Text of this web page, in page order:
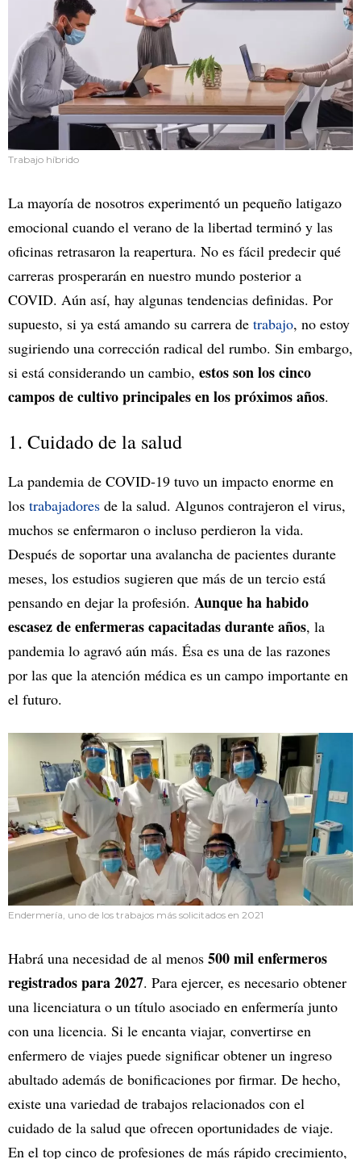
Trabajo híbrido
La mayoría de nosotros experimentó un pequeño latigazo
emocional cuando el verano de la libertad terminó y las
oficinas retrasaron la reapertura. No es fácil predecir qué
carreras prosperarán en nuestro mundo posterior a
COVID. Aún así, hay algunas tendencias definidas. Por
supuesto, si ya está amando su carrera de trabajo, no estoy
sugiriendo una corrección radical del rumbo. Sin embargo,
si está considerando un cambio, estos son los cinco
campos de cultivo principales en los próximos años.
1. Cuidado de la salud
La pandemia de COVID-19 tuvo un impacto enorme en
los trabajadores de la salud. Algunos contrajeron el virus,
muchos se enfermaron o incluso perdieron la vida.
Después de soportar una avalancha de pacientes durante
meses, los estudios sugieren que más de un tercio está
pensando en dejar la profesión. Aunque ha habido
escasez de enfermeras capacitadas durante años, la
pandemia lo agravó aún más. Ésa es una de las razones
por las que la atención médica es un campo importante en
el futuro.
Endermería, uno de los trabajos más solicitados en 2021
Habrá una necesidad de al menos 500 mil enfermeros
registrados para 2027. Para ejercer, es necesario obtener
una licenciatura o un título asociado en enfermería junto
con una licencia. Si le encanta viajar, convertirse en
enfermero de viajes puede significar obtener un ingreso
abultado además de bonificaciones por firmar. De hecho,
existe una variedad de trabajos relacionados con el
cuidado de la salud que ofrecen oportunidades de viaje.
En el top cinco de profesiones de más rápido crecimiento,